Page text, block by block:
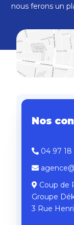
nous ferons un
Nos
04 97 18
Coup de
Groupe
3 Rue